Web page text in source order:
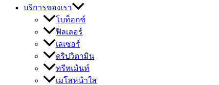
บริการของเรา
โบท็อกซ์
ฟิลเลอร์
เลเซอร์
ดริปวิตามิน
ทรีทเม้นท์
เมโสหน้าใส